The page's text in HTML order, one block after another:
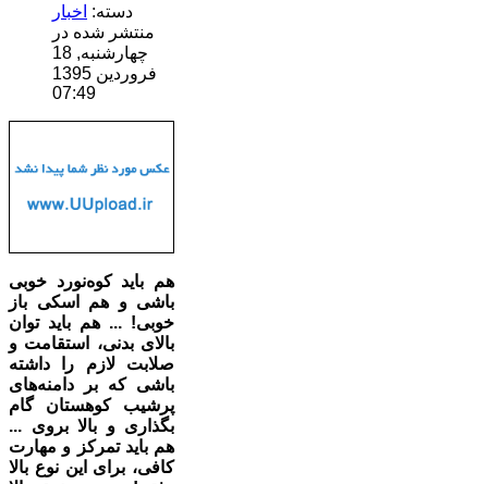
دسته: اخبار
منتشر شده در
چهارشنبه, 18
فروردين 1395
07:49
هم باید کوه‌نورد خوبی
باشی و هم اسکی باز
خوبی! ... هم باید توان
بالای بدنی، استقامت و
صلابت لازم را داشته
باشی که بر دامنه‌های
پرشیب کوهستان گام
بگذاری و بالا بروی ...
هم باید تمرکز و مهارت
کافی، برای این نوع بالا